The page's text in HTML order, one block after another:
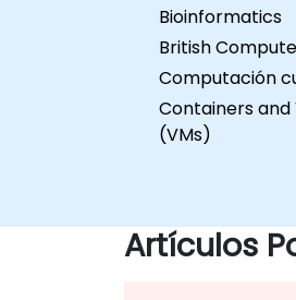
Bioinformatics
British
Computación
Containers
(VMs)
Artículos